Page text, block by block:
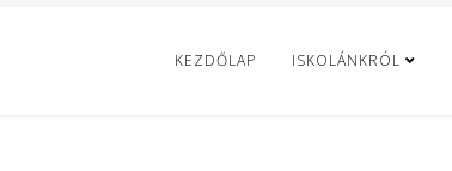
KEZDŐLAP ISKOLÁNKRÓL